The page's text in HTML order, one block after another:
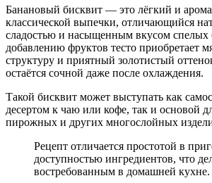
Банановый бисквит — это лёгкий и
классической выпечки, отличающийся
сладостью и насыщенным вкусом спелых
добавлению фруктов тесто приобретает
структуру и приятный золотистый
остаётся сочной даже после охлаждения.
Такой бисквит может выступать как
десертом к чаю или кофе, так и основой
пирожных и других многослойных
Рецепт отличается простотой в
доступностью ингредиентов, что
востребованным в домашней кухне.